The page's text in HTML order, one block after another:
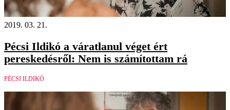
2019. 03. 21.
Pécsi Ildikó a váratlanul véget ért
pereskedésről: Nem is számítottam rá
PÉCSI ILDIKÓ